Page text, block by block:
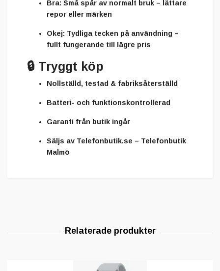
Bra: Små spår av normalt bruk – lättare
repor eller märken
Okej: Tydliga tecken på användning –
fullt fungerande till lägre pris
🔒 Tryggt köp
Nollställd, testad & fabriksåterställd
Batteri- och funktionskontrollerad
Garanti från butik ingår
Säljs av Telefonbutik.se – Telefonbutik
Malmö